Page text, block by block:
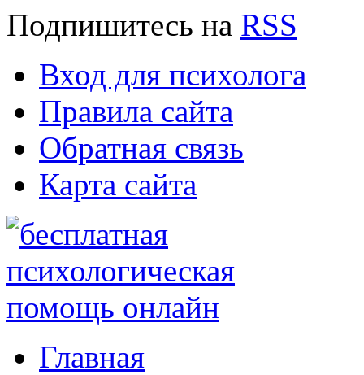
Подпишитесь на RSS
Вход для психолога
Правила сайта
Обратная связь
Карта сайта
Главная